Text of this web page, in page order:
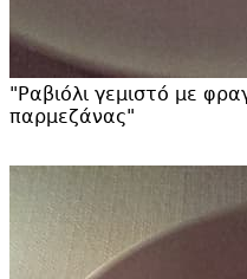
"Ραβιόλι γεμιστό με
παρμεζάνας"